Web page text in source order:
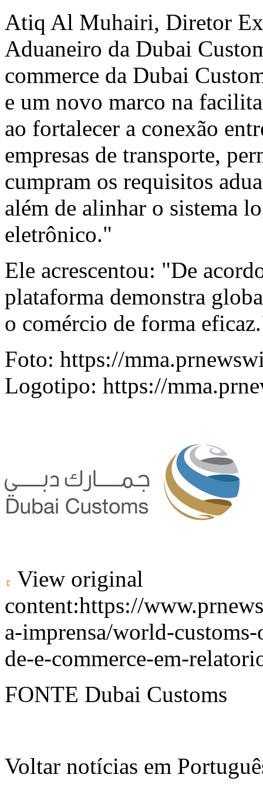
Atiq Al Muhairi, Diretor
Aduaneiro da Dubai
commerce da Dubai
e um novo marco na
ao fortalecer a conexão
empresas de transporte,
cumpram os requisitos
além de alinhar o sistema
eletrônico."
Ele acrescentou: "De
plataforma demonstra
o comércio de forma
Foto: https://
Logotipo: https://
View original
content:https://
a-imprensa/world-
de-e-commerce-em-
FONTE Dubai Customs
Voltar notícias em